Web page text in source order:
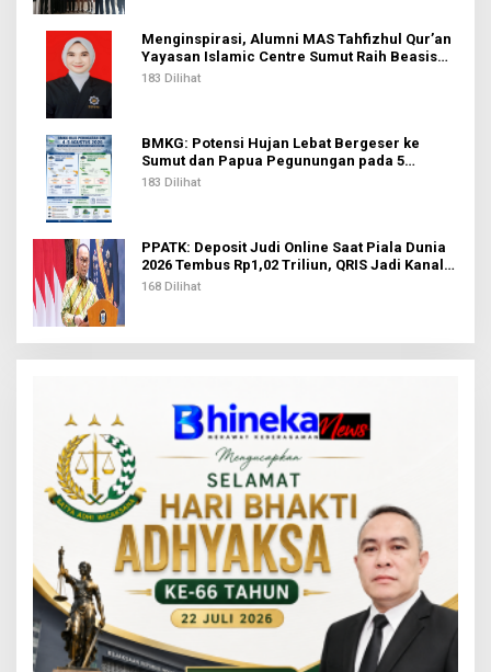
Menginspirasi, Alumni MAS Tahfizhul Qur’an
Yayasan Islamic Centre Sumut Raih Beasiswa
BIB Kemenag
183 Dilihat
BMKG: Potensi Hujan Lebat Bergeser ke
Sumut dan Papua Pegunungan pada 5
Agustus
183 Dilihat
PPATK: Deposit Judi Online Saat Piala Dunia
2026 Tembus Rp1,02 Triliun, QRIS Jadi Kanal
Terbanyak
168 Dilihat